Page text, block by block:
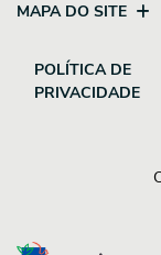
MAPA DO SITE
POLÍTICA DE
PRIVACIDADE